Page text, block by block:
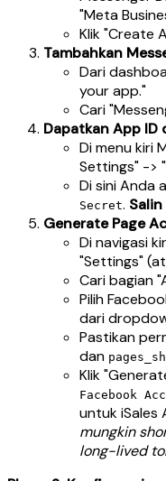
"Meta
Klik "Create
Tambahkan
Dari
your app."
Cari
Dapatkan App ID
Di menu kiri
Settings" ->
Di sini Anda
Secret.
Generate Page
Di navigasi
"Settings"
Cari bagian
Pilih
dari
Pastikan
dan
Klik
Facebook
untuk iSales
mungkin
long-lived